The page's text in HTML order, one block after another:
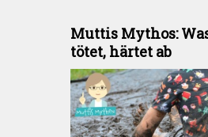
Muttis Mythos:
tötet, härtet ab